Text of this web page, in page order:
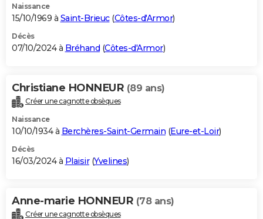
Naissance
15/10/1969 à Saint-Brieuc(Côtes-d'Armor)
Décès
07/10/2024 à Bréhand (Côtes-d'Armor)
Christiane HONNEUR (89 ans)
Créer une cagnotte obsèques
Naissance
10/10/1934 à Berchères-Saint-Germain (Eure-et-Loir)
Décès
16/03/2024 à Plaisir(Yvelines)
Anne-marie HONNEUR (78 ans)
Créer une cagnotte obsèques